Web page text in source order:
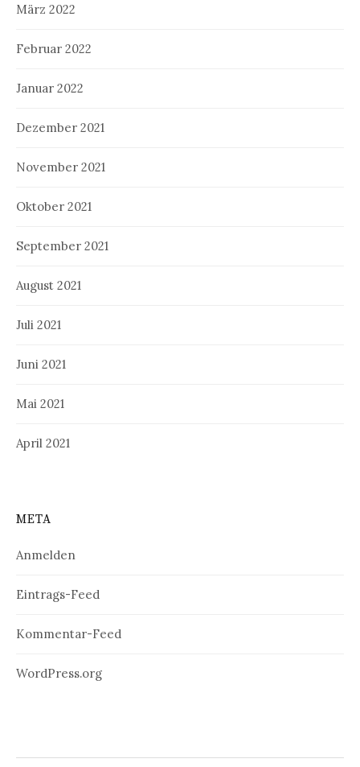
März 2022
Februar 2022
Januar 2022
Dezember 2021
November 2021
Oktober 2021
September 2021
August 2021
Juli 2021
Juni 2021
Mai 2021
April 2021
META
Anmelden
Eintrags-Feed
Kommentar-Feed
WordPress.org